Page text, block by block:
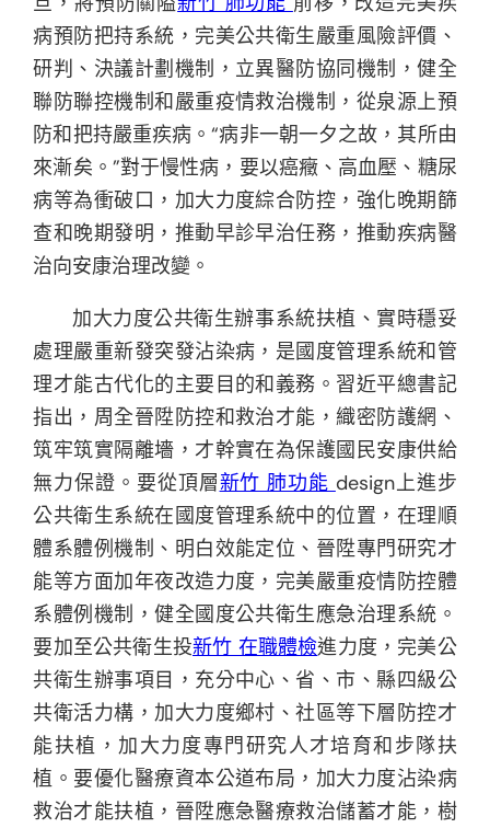
病預防把持系統，完美公共衛生嚴重風險評價、
研判、決議計劃機制，立異醫防協同機制，健全
聯防聯控機制和嚴重疫情救治機制，從泉源上預
防和把持嚴重疾病。“病非一朝一夕之故，其所由
來漸矣。”對于慢性病，要以癌癥、高血壓、糖尿
病等為衝破口，加大力度綜合防控，強化晚期篩
查和晚期發明，推動早診早治任務，推動疾病醫
治向安康治理改變。
加大力度公共衛生辦事系統扶植、實時穩妥
處理嚴重新發突發沾染病，是國度管理系統和管
理才能古代化的主要目的和義務。習近平總書記
指出，周全晉陞防控和救治才能，織密防護網、
筑牢筑實隔離墻，才幹實在為保護國民安康供給
無力保證。要從頂層新竹 肺功能 design上進步
公共衛生系統在國度管理系統中的位置，在理順
體系體例機制、明白效能定位、晉陞專門研究才
能等方面加年夜改造力度，完美嚴重疫情防控體
系體例機制，健全國度公共衛生應急治理系統。
要加至公共衛生投新竹 在職體檢進力度，完美公
共衛生辦事項目，充分中心、省、市、縣四級公
共衛活力構，加大力度鄉村、社區等下層防控才
能扶植，加大力度專門研究人才培育和步隊扶
植。要優化醫療資本公道布局，加大力度沾染病
救治才能扶植，晉陞應急醫療救治儲蓄才能，樹